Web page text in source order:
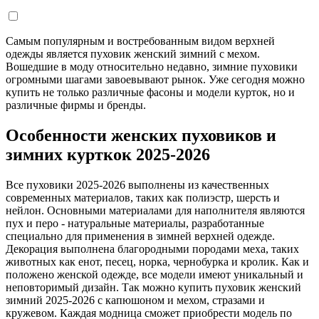
Самым популярным и востребованным видом верхней
одежды является пуховик женский зимний с мехом.
Вошедшие в моду относительно недавно, зимние пуховики
огромными шагами завоевывают рынок. Уже сегодня можно
купить не только различные фасоны и модели курток, но и
различные фирмы и бренды.
Особенности женских пуховиков и
зимних курткок 2025-2026
Все пуховики 2025-2026 выполнены из качественных
современных материалов, таких как полиэстр, шерсть и
нейлон. Основными материалами для наполнителя являются
пух и перо - натуральные материалы, разработанные
специально для применения в зимней верхней одежде.
Декорация выполнена благородными породами меха, таких
животных как енот, песец, норка, чернобурка и кролик. Как и
положено женской одежде, все модели имеют уникальный и
неповторимый дизайн. Так можно купить пуховик женский
зимний 2025-2026 с капюшоном и мехом, стразами и
кружевом. Каждая модница сможет приобрести модель по